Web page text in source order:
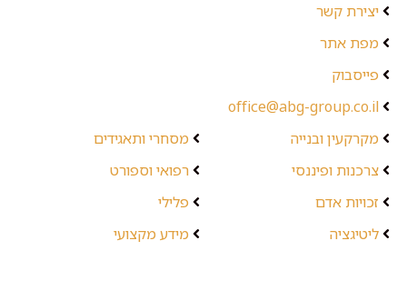
יצירת קשר
מפת אתר
פייסבוק
office@abg-group.co.il
מקרקעין ובנייה
צרכנות ופיננסי
זכויות אדם
ליטיגציה
מסחרי ותאגידים
רפואי וספורט
פלילי
מידע מקצועי